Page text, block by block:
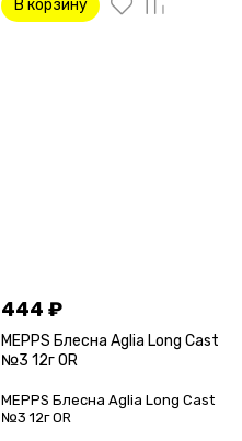
В корзину
444₽
MEPPS Блесна Aglia Long Cast
№3 12г OR
MEPPS Блесна Aglia Long Cast
№3 12г OR